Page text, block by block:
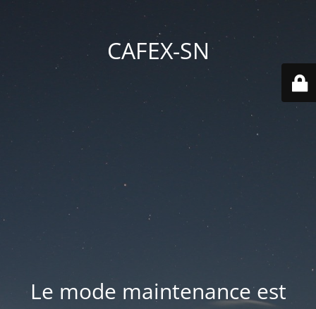
CAFEX-SN
Le mode maintenance est